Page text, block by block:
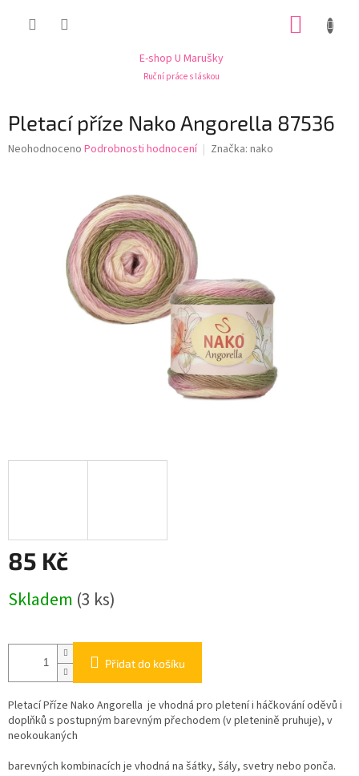
E-shop U Marušky
Ruční práce s láskou
Pletací příze Nako Angorella 87536
Průměrné
Neohodnoceno Podrobnosti hodnocení Značka: nako
85 Kč
cena:
Skladem (3 ks)
Přidat do košíku
Pletací Příze Nako Angorella je vhodná pro pletení i háčkování oděvů i
doplňků s postupným barevným přechodem (v pletenině pruhuje), v
neokoukaných
barevných kombinacích je vhodná na šátky, šály, svetry nebo ponča.